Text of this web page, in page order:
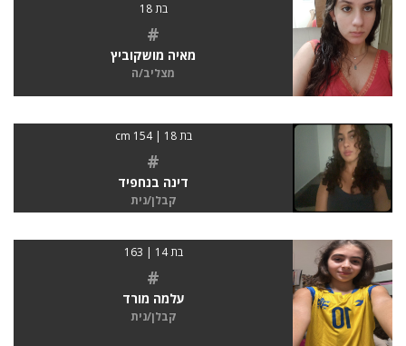
בת 18
#
מאיה מושקוביץ
מצליב/ה
בת 18 | 154 cm
#
דינה בנחפיד
קבלן/נית
בת 14 | 163
#
עלמה מורד
קבלן/נית